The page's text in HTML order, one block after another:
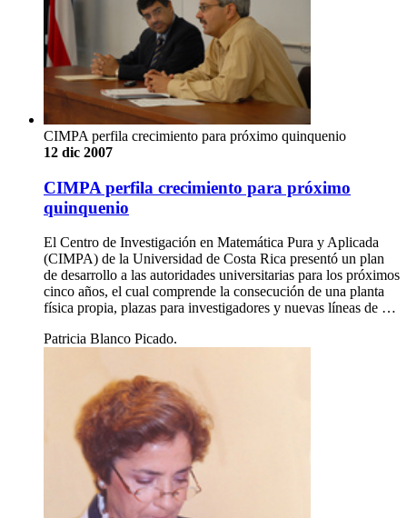
CIMPA perfila crecimiento para próximo quinquenio
12 dic 2007
CIMPA perfila crecimiento para próximo
quinquenio
El Centro de Investigación en Matemática Pura y Aplicada
(CIMPA) de la Universidad de Costa Rica presentó un plan
de desarrollo a las autoridades universitarias para los próximos
cinco años, el cual comprende la consecución de una planta
física propia, plazas para investigadores y nuevas líneas de …
Patricia Blanco Picado.